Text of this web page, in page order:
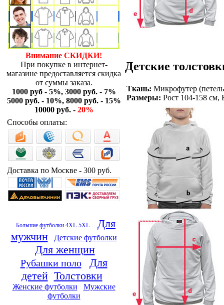
Внимание СКИДКИ!
При покупке в интернет-
магазине предоставляется скидка
от суммы заказа.
1000 руб - 5%, 3000 руб. - 7%
5000 руб. - 10%, 8000 руб. - 15%
10000 руб. - 20%
Способы оплаты:
Доставка по Москве - 300 руб.
Большие футболки 4XL-5XL
Для
мужчин
Детские футболки
Для женщин
Рубашки поло
Для
детей Толстовки
Женские футболки
Мужские
футболки
Детские
Ткань: Микрофутер
Размеры: Рост 104-158 см,